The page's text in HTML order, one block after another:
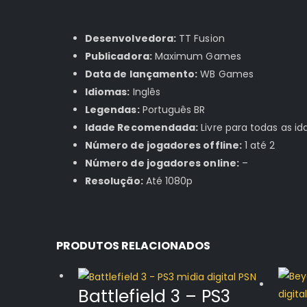
Desenvolvedora: TT Fusion
Publicadora:Maximum Games
Data de lançamento: WB Games
Idiomas: Inglês
Legendas:Português BR
Idade Recomendada: Livre para todas as
Número de jogadores offline:1 até 2
Número de jogadores online:–
Resolução:Até 1080p
PRODUTOS RELACIONADOS
Battlefield 3 – PS3